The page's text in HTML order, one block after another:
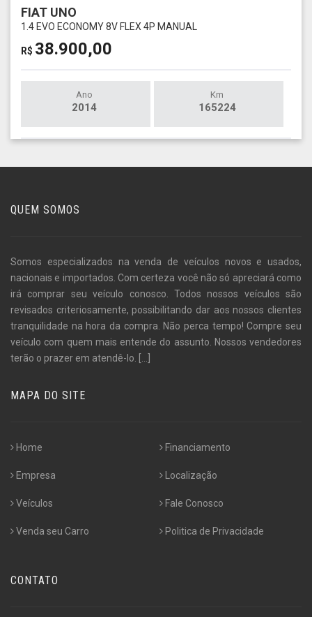
FIAT UNO
1.4 EVO ECONOMY 8V FLEX 4P MANUAL
R$ 38.900,00
Ano
2014
Km
165224
QUEM SOMOS
Somos especializados na venda de veículos novos e usados,
nacionais e importados. Com certeza você não só apreciará como
irá comprar seu veículo conosco. Todos nossos veículos são
revisados criteriosamente, possibilitando dar aos nossos clientes
tranquilidade na hora da compra. Não perca tempo! Compre seu
veículo com quem mais entende do assunto. Nossos vendedores
terão o prazer em atendê-lo.
MAPA DO SITE
Home
Empresa
Veículos
Venda seu Carro
Financiamento
Localização
Fale Conosco
Politica de Privacidade
CONTATO